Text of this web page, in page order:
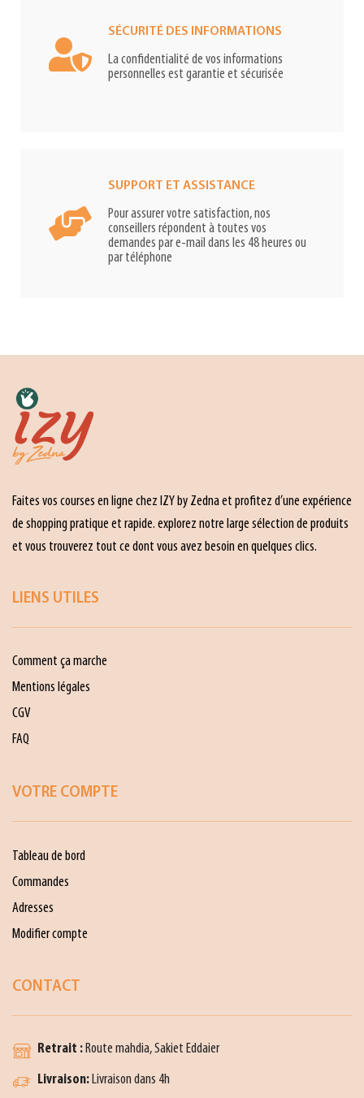
SÉCURITÉ DES INFORMATIONS
La confidentialité de vos informations
personnelles est garantie et sécurisée
SUPPORT ET ASSISTANCE
Pour assurer votre satisfaction, nos
conseillers répondent à toutes vos
demandes par e-mail dans les 48 heures ou
par téléphone
Faites vos courses en ligne chez IZY by Zedna et profitez d’une expérience
de shopping pratique et rapide. explorez notre large sélection de produits
et vous trouverez tout ce dont vous avez besoin en quelques clics.
LIENS UTILES
Comment ça marche
Mentions légales
CGV
FAQ
VOTRE COMPTE
Tableau de bord
Commandes
Adresses
Modifier compte
CONTACT
Retrait :Route mahdia, Sakiet Eddaier
Livraison:Livraison dans 4h